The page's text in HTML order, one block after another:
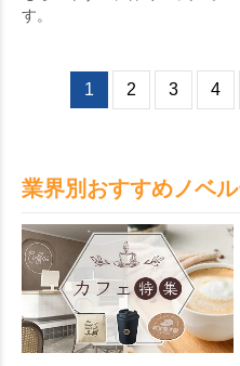
す。
1 2 3 4
業界別おすすめノベ